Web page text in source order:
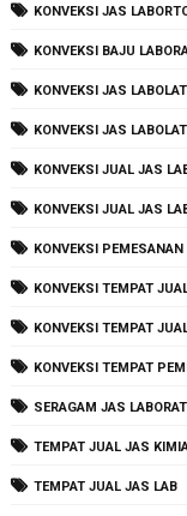
KONVEKSI JAS
KONVEKSI BAJU
KONVEKSI JAS
KONVEKSI JAS
KONVEKSI JUAL JAS
KONVEKSI JUAL JAS
KONVEKSI
KONVEKSI TEMPAT
KONVEKSI TEMPAT
KONVEKSI TEMPAT
SERAGAM JAS
TEMPAT JUAL JAS
TEMPAT JUAL JAS LAB